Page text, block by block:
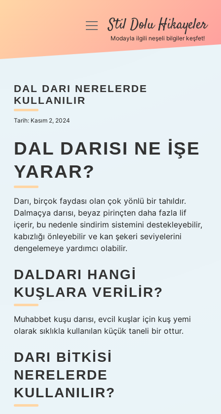
Anasayfa
Yasal Uyarı
Hakkımızda
menüyüStil Dolu Hikayeler
Modayla ilgili neşeli bilgiler keşfet!
DAL DARI NERELERDE
KULLANILIR
Tarih: Kasım 2, 2024
DAL DARISI NE IŞE
YARAR?
Darı, birçok faydası olan çok yönlü bir tahıldır.
Dalmaçya darısı, beyaz pirinçten daha fazla lif
içerir, bu nedenle sindirim sistemini destekleyebilir,
kabızlığı önleyebilir ve kan şekeri seviyelerini
dengelemeye yardımcı olabilir.
DALDARI HANGI
KUŞLARA VERILIR?
Muhabbet kuşu darısı, evcil kuşlar için kuş yemi
olarak sıklıkla kullanılan küçük taneli bir ottur.
DARI BITKISI
NERELERDE
KULLANILIR?